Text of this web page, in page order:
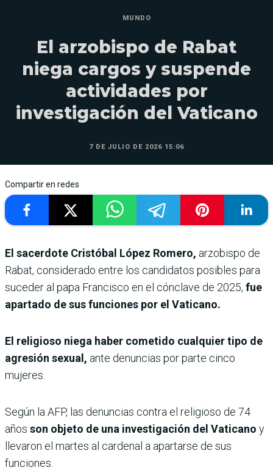
MUNDO
El arzobispo de Rabat
niega cargos y suspende
actividades por
investigación del Vaticano
7 DE JULIO DE 2026 15:06
Compartir en redes
El sacerdote Cristóbal López Romero, arzobispo de
Rabat, considerado entre los candidatos posibles para
suceder al papa Francisco en el cónclave de 2025, fue
apartado de sus funciones por el Vaticano.
El religioso niega haber cometido cualquier tipo de
agresión sexual, ante denuncias por parte cinco
mujeres.
Según la AFP, las denuncias contra el religioso de 74
años son objeto de una investigación del Vaticano y
llevaron el martes al cardenal a apartarse de sus
funciones.